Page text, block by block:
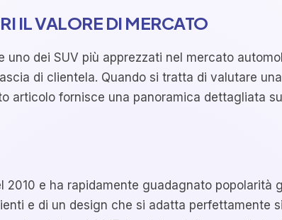
IL VALORE DI MERCATO
dei SUV più apprezzati nel mercato
di clientela. Quando si tratta di valutare
articolo fornisce una panoramica dettagliata
e ha rapidamente guadagnato popolarità
e di un design che si adatta perfettamente